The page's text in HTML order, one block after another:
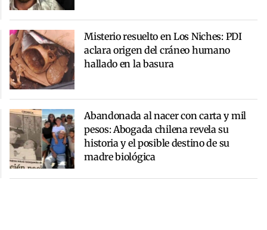
Misterio resuelto en Los Niches: PDI
aclara origen del cráneo humano
hallado en la basura
Abandonada al nacer con carta y mil
pesos: Abogada chilena revela su
historia y el posible destino de su
madre biológica